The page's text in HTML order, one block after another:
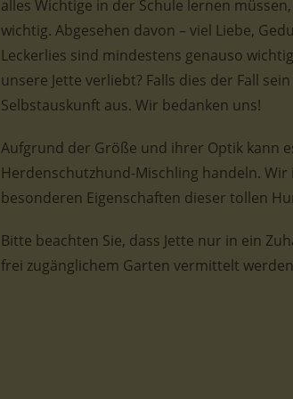
alles Wichtige in der Schule lernen
wichtig. Abgesehen davon – viel Liebe,
Leckerlies sind mindestens genauso
unsere Jette verliebt? Falls dies der Fall
Selbstauskunft aus. Wir bedanken uns!
Aufgrund der Größe und ihrer Optik kann
Herdenschutzhund-Mischling handeln.
besonderen Eigenschaften dieser tollen
Bitte beachten Sie, dass Jette nur in ein
frei zugänglichem Garten vermittelt